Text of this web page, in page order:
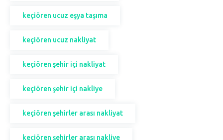
keçiören ucuz eşya taşıma
keçiören ucuz nakliyat
keçiören şehir içi nakliyat
keçiören şehir içi nakliye
keçiören şehirler arası nakliyat
keçiören şehirler arası nakliye